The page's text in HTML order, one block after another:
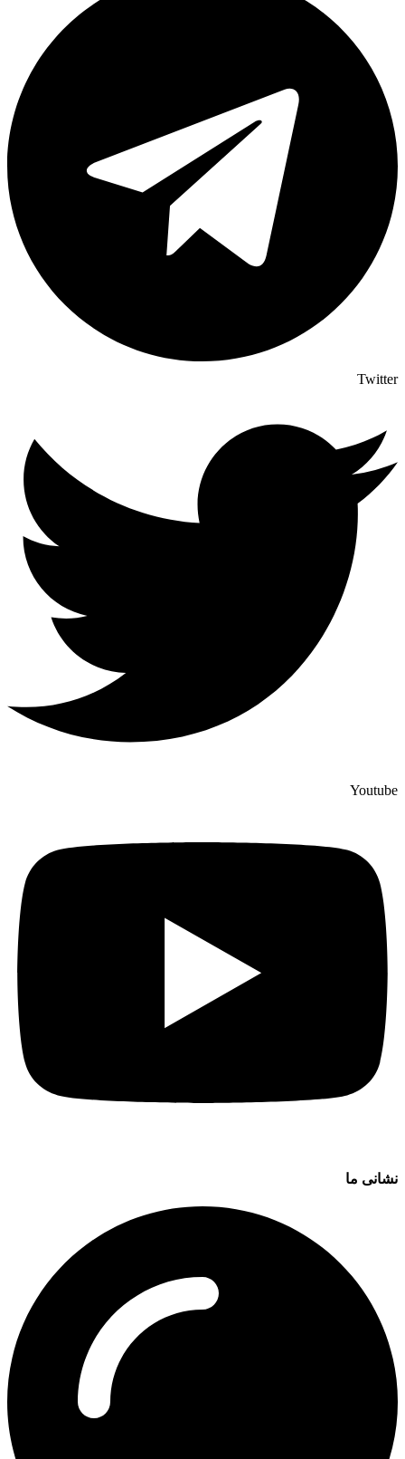
Twitter
Youtube
نشانی ما